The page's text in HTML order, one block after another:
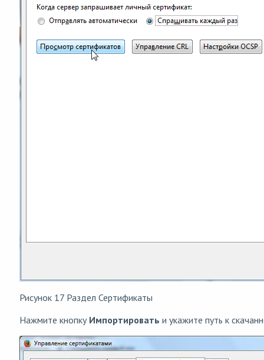
Рисунок 17 Раздел Сертификаты
Нажмите кнопку Импортировать и укажите путь к